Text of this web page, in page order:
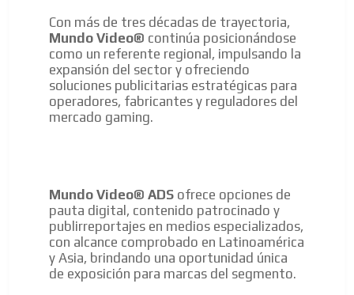
Con más de tres décadas de trayectoria,
Mundo Video® continúa posicionándose
como un referente regional, impulsando la
expansión del sector y ofreciendo
soluciones publicitarias estratégicas para
operadores, fabricantes y reguladores del
mercado gaming.
Mundo Video® ADS ofrece opciones de
pauta digital, contenido patrocinado y
publirreportajes en medios especializados,
con alcance comprobado en Latinoamérica
y Asia, brindando una oportunidad única
de exposición para marcas del segmento.